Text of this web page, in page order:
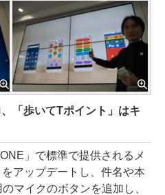
「歩いてTポイント」はキ
」で標準で提供されるメ
アップデートし、件名や本
マイクのボタンを追加し、